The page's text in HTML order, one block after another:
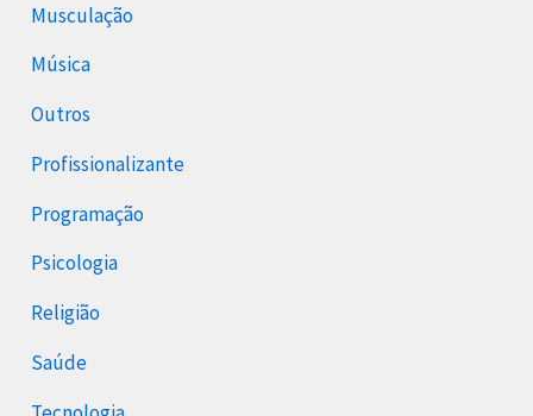
Musculação
Música
Outros
Profissionalizante
Programação
Psicologia
Religião
Saúde